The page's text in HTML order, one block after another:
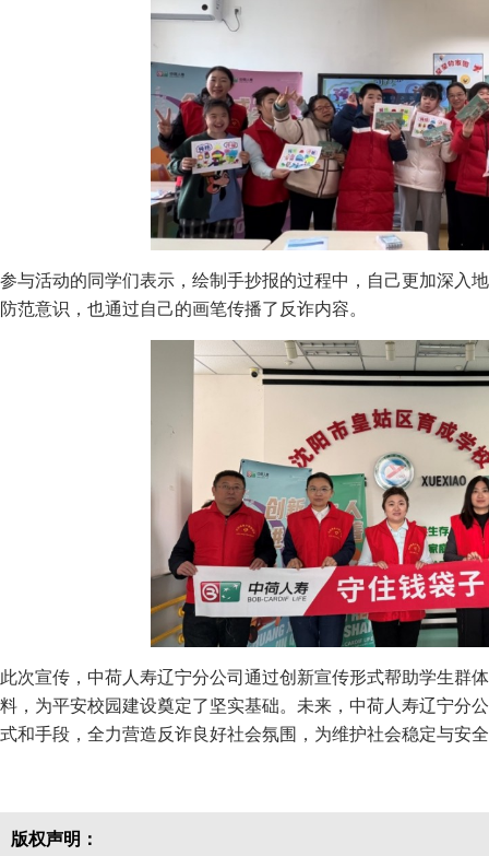
参与活动的同学们表示，绘制手抄报的过程中，自己更加深入
防范意识，也通过自己的画笔传播了反诈内容。
此次宣传，中荷人寿辽宁分公司通过创新宣传形式帮助学生群
料，为平安校园建设奠定了坚实基础。未来，中荷人寿辽宁分
式和手段，全力营造反诈良好社会氛围，为维护社会稳定与安
版权声明：